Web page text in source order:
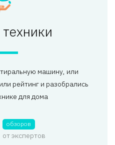
машину, или
рейтинг и разобрались
для дома
обзоров
от экспертов